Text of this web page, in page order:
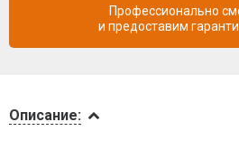
Описание:
Профессионально
и предоставим